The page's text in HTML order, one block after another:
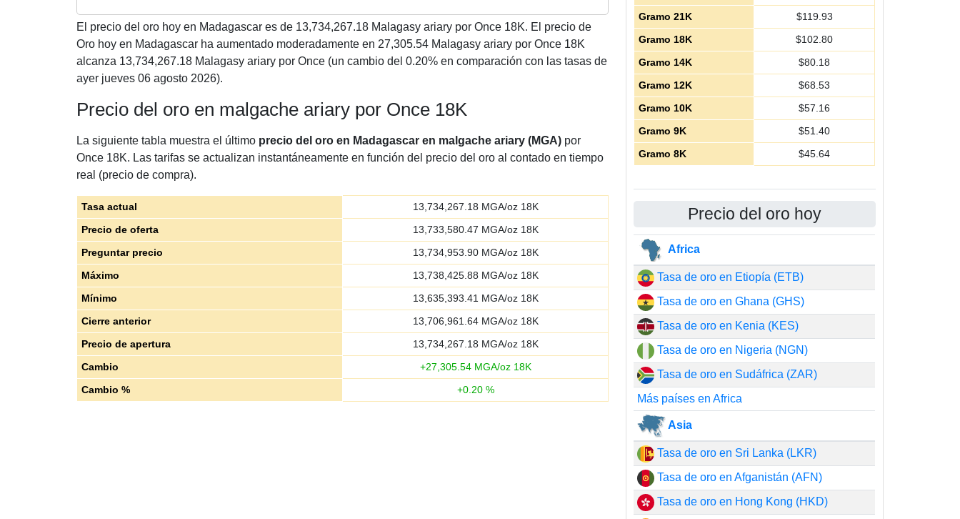
El precio del oro hoy en Madagascar es de 13,734,267.18 Malagasy ariary por Once 18K. El precio de
Oro hoy en Madagascar ha aumentado moderadamente en 27,305.54 Malagasy ariary por Once 18K
alcanza 13,734,267.18 Malagasy ariary por Once (un cambio del 0.20% en comparación con las tasas de
ayer jueves 06 agosto 2026).
Precio del oro en malgache ariary por Once 18K
La siguiente tabla muestra el último precio del oro en Madagascar en malgache ariary (MGA) por
Once 18K. Las tarifas se actualizan instantáneamente en función del precio del oro al contado en tiempo
real (precio de compra).
Tasa actual 13,734,267.18 MGA/oz 18K
Precio de oferta
13,733,580.47 MGA/oz 18K
Preguntar precio
13,734,953.90MGA/oz 18K
Máximo
13,738,425.88 MGA/oz 18K
Mínimo
13,635,393.41 MGA/oz 18K
Cierre anterior
13,706,961.64MGA/oz 18K
Precio de apertura
13,734,267.18 MGA/oz 18K
Cambio
+27,305.54MGA/oz 18K
Cambio %
+0.20%
Gramo 21K
$119.93
Gramo 18K
$102.80
Gramo 14K
$80.18
Gramo 12K
$68.53
Gramo 10K
$57.16
Gramo 9K
$51.40
Gramo 8K
$45.64
Precio del oro hoy
Africa
Tasa de oro en Etiopía (ETB)
Tasa de oro en Ghana (GHS)
Tasa de oro en Kenia (KES)
Tasa de oro en Nigeria (NGN)
Tasa de oro en Sudáfrica (ZAR)
Más países en Africa
Asia
Tasa de oro en Sri Lanka (LKR)
Tasa de oro en Afganistán (AFN)
Tasa de oro en Hong Kong (HKD)